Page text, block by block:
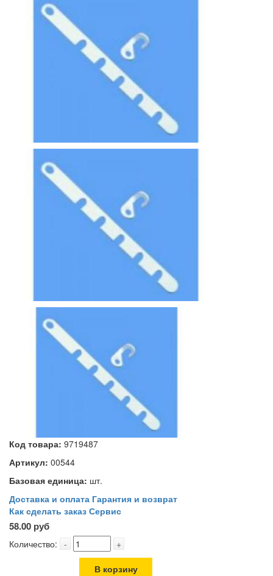
Код товара: 9719487
Артикул: 00544
Базовая единица: шт.
Доставка и оплата Гарантия и возврат
Как сделать заказ Сервис
58.00 руб
Количество: - +
В корзину